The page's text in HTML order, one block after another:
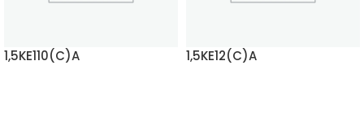
1,5KE110(C)A 1,5KE12(C)A